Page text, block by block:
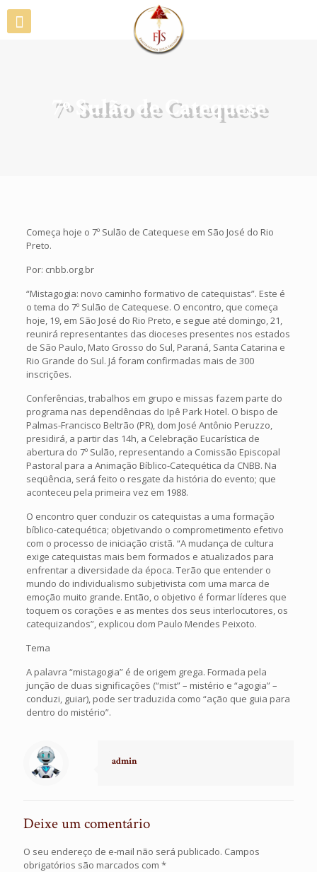
7º Sulão de Catequese
Começa hoje o 7º Sulão de Catequese em São José do Rio
Preto.
Por: cnbb.org.br
“Mistagogia: novo caminho formativo de catequistas”. Este é
o tema do 7º Sulão de Catequese. O encontro, que começa
hoje, 19, em São José do Rio Preto, e segue até domingo, 21,
reunirá representantes das dioceses presentes nos estados
de São Paulo, Mato Grosso do Sul, Paraná, Santa Catarina e
Rio Grande do Sul. Já foram confirmadas mais de 300
inscrições.
Conferências, trabalhos em grupo e missas fazem parte do
programa nas dependências do Ipê Park Hotel. O bispo de
Palmas-Francisco Beltrão (PR), dom José Antônio Peruzzo,
presidirá, a partir das 14h, a Celebração Eucarística de
abertura do 7º Sulão, representando a Comissão Episcopal
Pastoral para a Animação Bíblico-Catequética da CNBB. Na
seqüência, será feito o resgate da história do evento; que
aconteceu pela primeira vez em 1988.
O encontro quer conduzir os catequistas a uma formação
bíblico-catequética; objetivando o comprometimento efetivo
com o processo de iniciação cristã. “A mudança de cultura
exige catequistas mais bem formados e atualizados para
enfrentar a diversidade da época. Terão que entender o
mundo do individualismo subjetivista com uma marca de
emoção muito grande. Então, o objetivo é formar líderes que
toquem os corações e as mentes dos seus interlocutores, os
catequizandos”, explicou dom Paulo Mendes Peixoto.
Tema
A palavra “mistagogia” é de origem grega. Formada pela
junção de duas significações (“mist” – mistério e “agogia” –
conduzi, guiar), pode ser traduzida como “ação que guia para
dentro do mistério”.
admin
Deixe um comentário
O seu endereço de e-mail não será publicado. Campos
obrigatórios são marcados com *